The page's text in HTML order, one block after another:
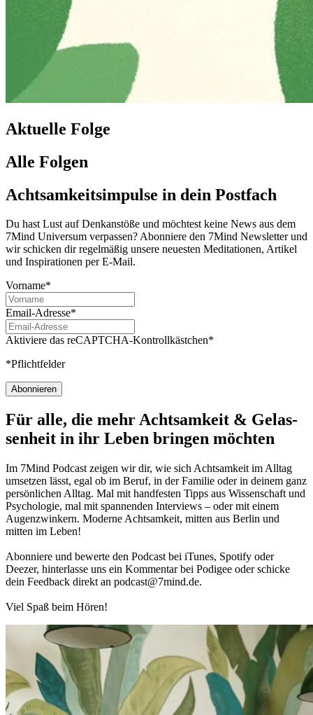
Aktuelle Folge
Alle Folgen
Achtsamkeitsimpulse in dein Postfach
Du hast Lust auf Denkanstöße und möchtest keine News aus dem
7Mind Universum verpassen? Abon­niere den 7Mind News­let­ter und
wir schicken dir regelmäßig unsere neuesten Meditationen, Artikel
und Inspirationen per E-Mail.
Vorname*
Email-Adresse*
Aktiviere das reCAPTCHA-Kontrollkästchen*
*Pflichtfelder
Abonnieren
Für alle, die mehr Acht­sam­keit & Gelas­
sen­heit in ihr Leben brin­gen möch­ten
Im 7Mind Pod­cast zeigen wir dir, wie sich Acht­sam­keit im Alltag
umset­zen lässt, egal ob im Beruf, in der Fami­lie oder in deinem ganz
per­sön­li­chen Alltag. Mal mit hand­fes­ten Tipps aus Wis­sen­schaft und
Psy­cho­lo­gie, mal mit spannenden Interviews – oder mit einem
Augen­zwin­kern. Moderne Acht­sam­keit, mitten aus Berlin und
mitten im Leben!
Abon­niere und bewerte den Pod­cast bei iTunes, Spo­tify oder
Deezer, hin­ter­lasse uns ein Kom­men­tar bei Podigee oder schi­cke
dein Feed­back direkt an podcast@​7​mind.​de.
Viel Spaß beim Hören!